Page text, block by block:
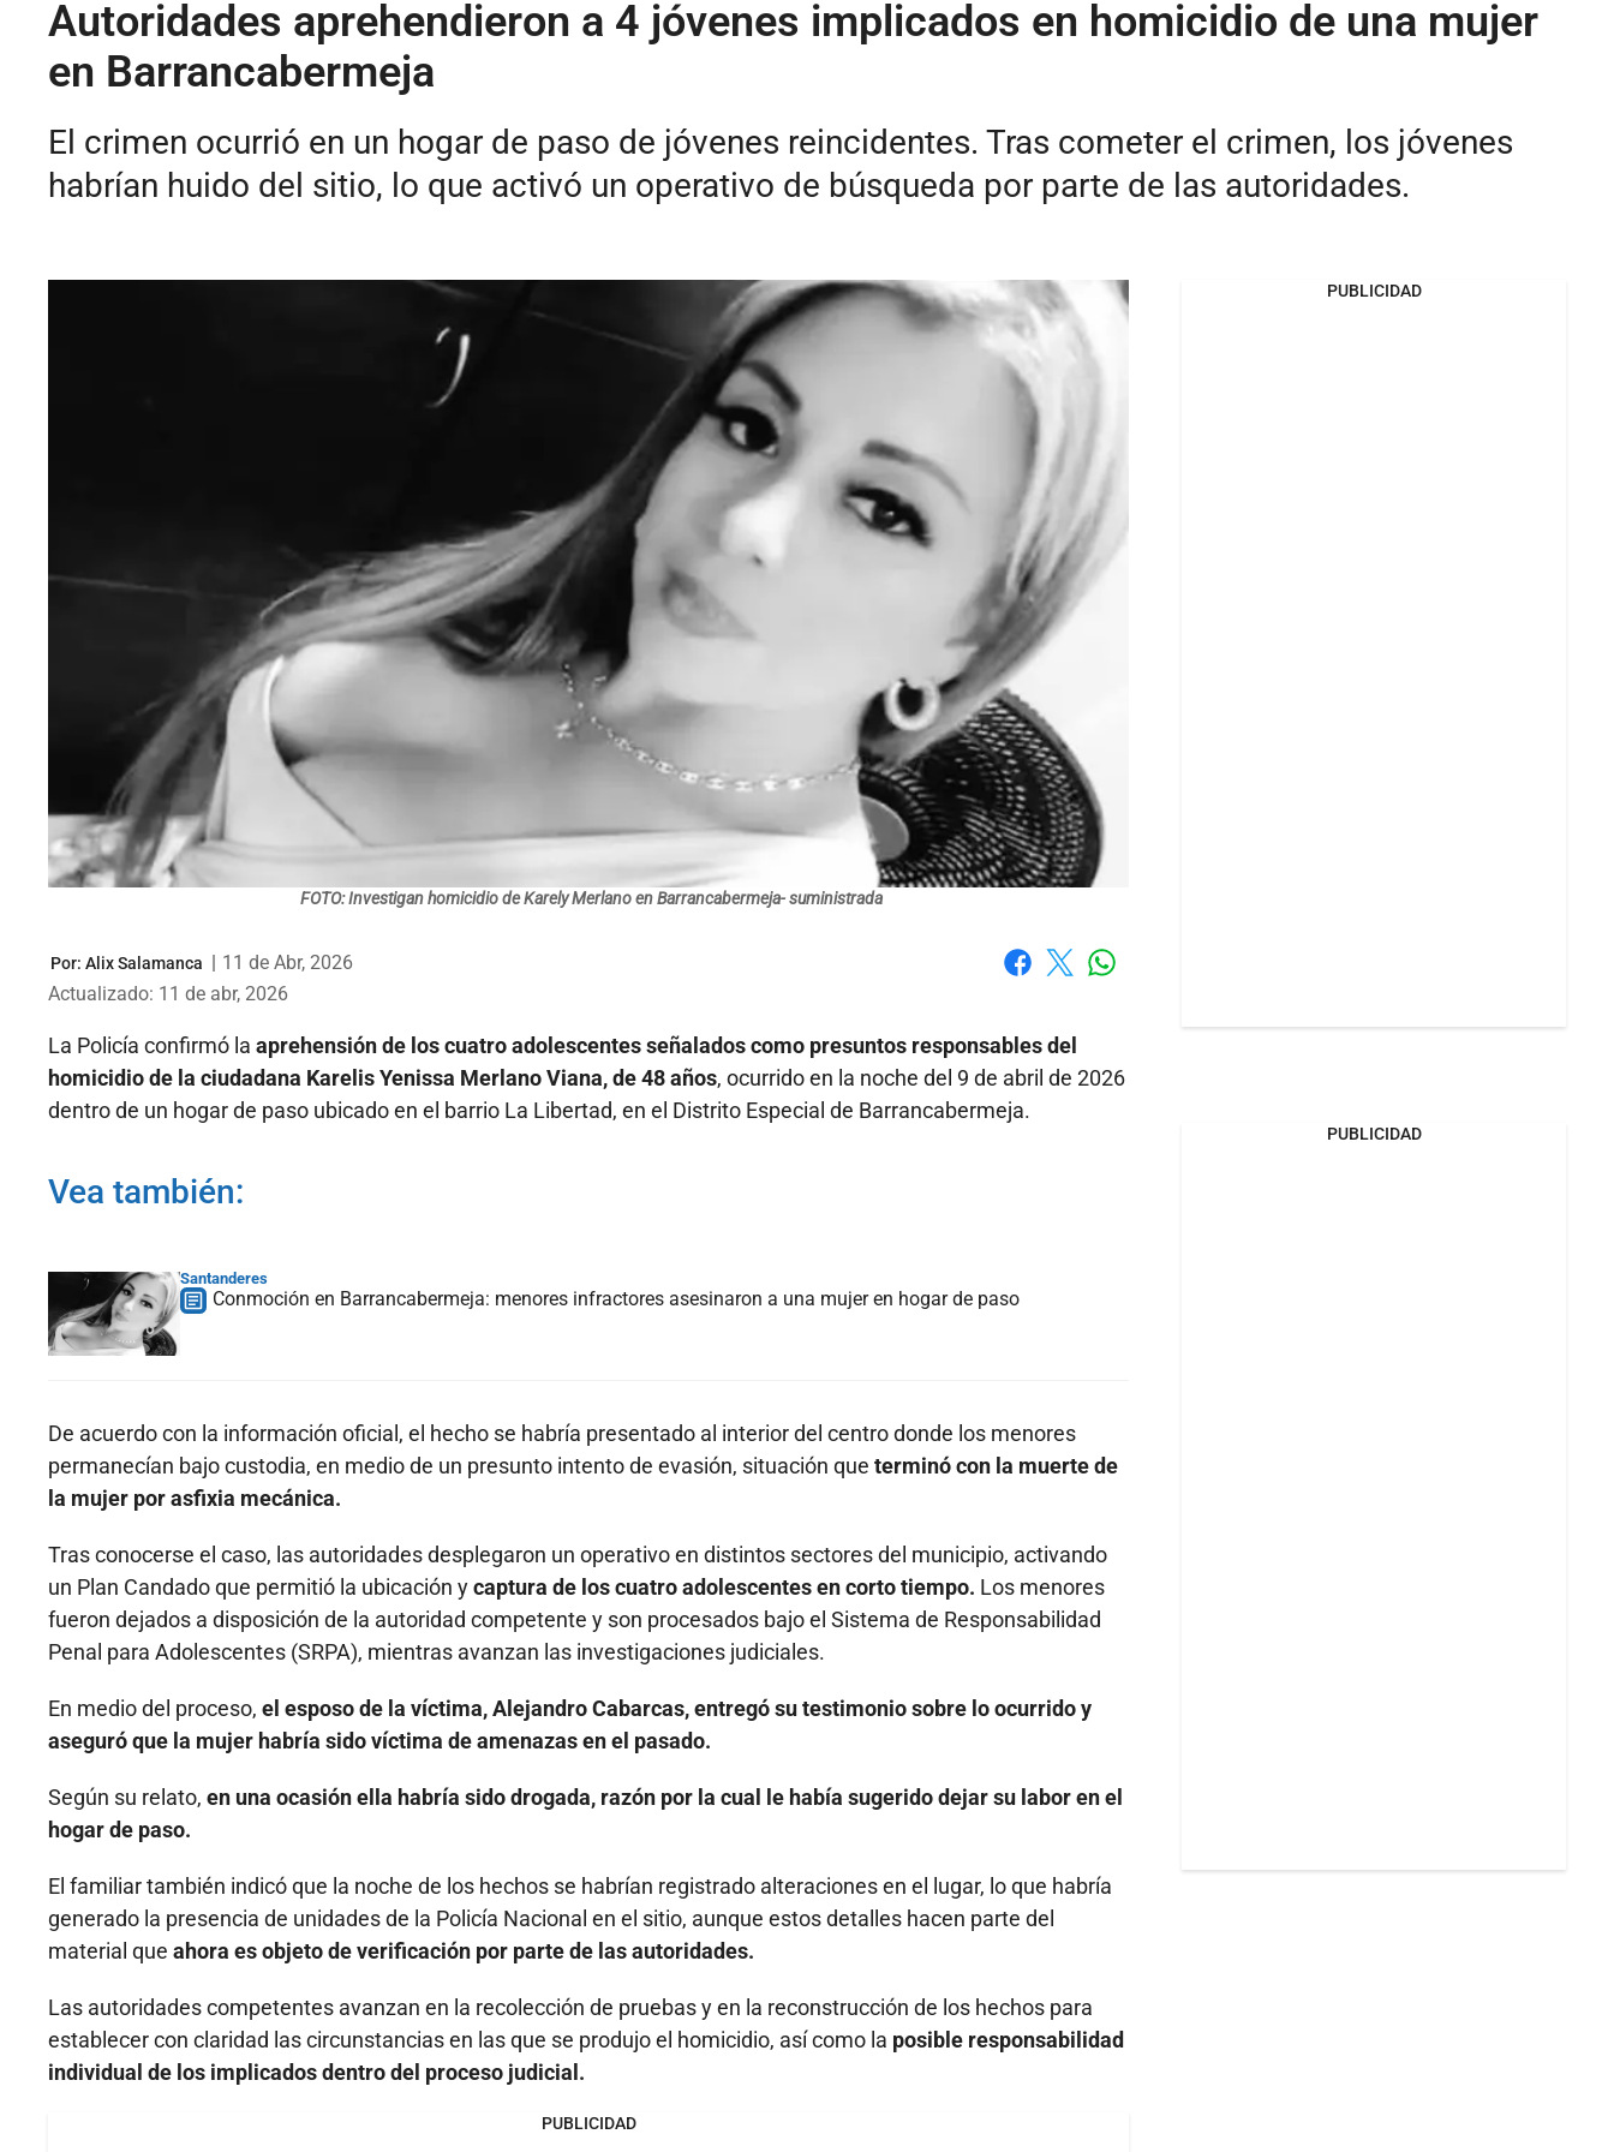
Autoridades aprehendieron a 4 jóvenes implicados en homicidio de una mujer
en Barrancabermeja
El crimen ocurrió en un hogar de paso de jóvenes reincidentes. Tras cometer el crimen, los jóvenes
habrían huido del sitio, lo que activó un operativo de búsqueda por parte de las autoridades.
FOTO: Investigan homicidio de Karely Merlano en Barrancabermeja- suministrada
Por: Alix Salamanca | 11 de Abr, 2026
Actualizado: 11 de abr, 2026
La Policía confirmó la aprehensión de los cuatro adolescentes señalados como presuntos responsables del
homicidio de la ciudadana Karelis Yenissa Merlano Viana, de 48 años, ocurrido en la noche del 9 de abril de 2026
dentro de un hogar de paso ubicado en el barrio La Libertad, en el Distrito Especial de Barrancabermeja.
Vea también:
Santanderes
Conmoción en Barrancabermeja: menores infractores asesinaron a una mujer en hogar de paso
De acuerdo con la información oficial, el hecho se habría presentado al interior del centro donde los menores
permanecían bajo custodia, en medio de un presunto intento de evasión, situación que terminó con la muerte de
la mujer por asfixia mecánica.
Tras conocerse el caso, las autoridades desplegaron un operativo en distintos sectores del municipio, activando
un Plan Candado que permitió la ubicación ycaptura de los cuatro adolescentes en corto tiempo. Los menores
fueron dejados a disposición de la autoridad competente y son procesados bajo el Sistema de Responsabilidad
Penal para Adolescentes (SRPA), mientras avanzan las investigaciones judiciales.
En medio del proceso, el esposo de la víctima, Alejandro Cabarcas, entregó su testimonio sobre lo ocurrido y
aseguró que la mujer habría sido víctima de amenazas en el pasado.
Según su relato, en una ocasión ella habría sido drogada, razón por la cual le había sugerido dejar su labor en el
hogar de paso.
El familiar también indicó que la noche de los hechos se habrían registrado alteraciones en el lugar, lo que habría
generado la presencia de unidades de la Policía Nacional en el sitio, aunque estos detalles hacen parte del
material que ahora es objeto de verificación por parte de las autoridades.
Las autoridades competentes avanzan en la recolección de pruebas y en la reconstrucción de los hechos para
establecer con claridad las circunstancias en las que se produjo el homicidio, así como la posible responsabilidad
individual de los implicados dentro del proceso judicial.
PUBLICIDAD
PUBLICIDAD
PUBLICIDAD